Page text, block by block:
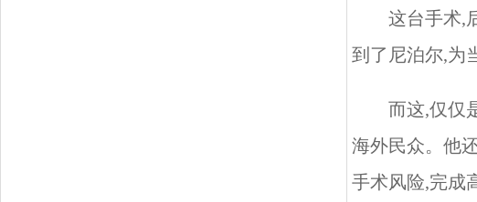
这台手术,
到了尼泊尔,为
而这,仅仅
海外民众。他
手术风险,完成